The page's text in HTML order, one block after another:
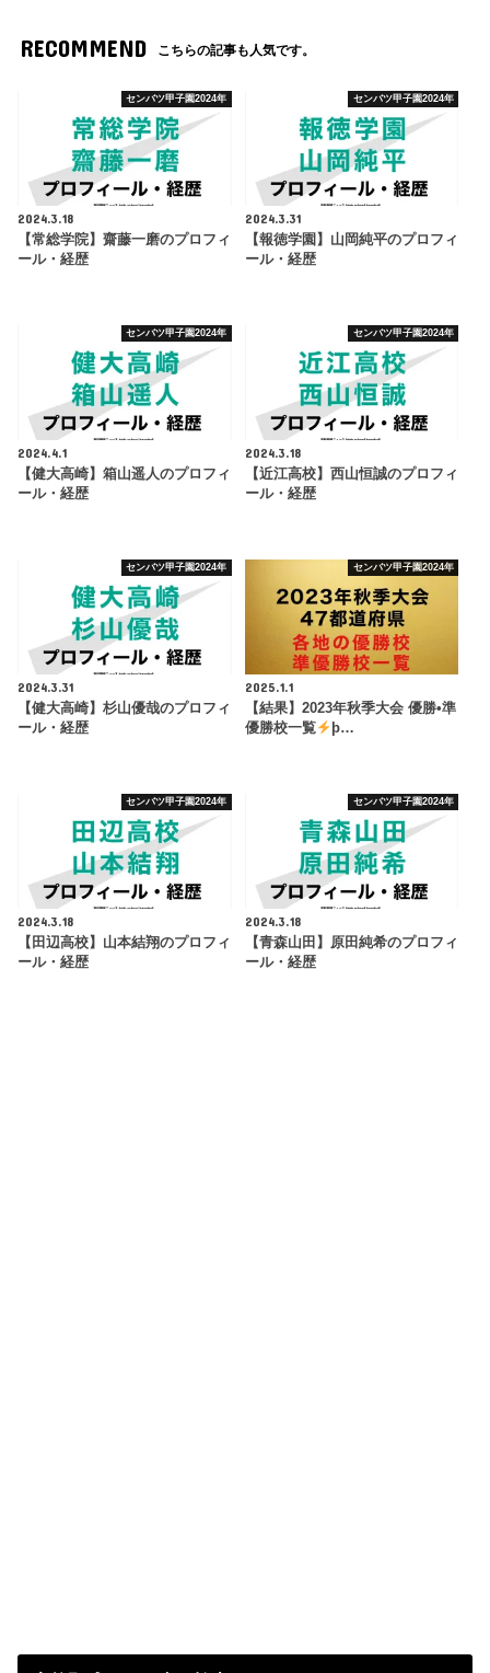
RECOMMEND こちらの記事も人気です。
センバツ甲子園2024年
2024.3.18
【常総学院】齋藤一磨のプロフィ
ール・経歴
センバツ甲子園2024年
2024.3.31
【報徳学園】山岡純平のプロフィ
ール・経歴
センバツ甲子園2024年
2024.4.1
【健大高崎】箱山遥人のプロフィ
ール・経歴
センバツ甲子園2024年
2024.3.18
【近江高校】西山恒誠のプロフィ
ール・経歴
センバツ甲子園2024年
2024.3.31
【健大高崎】杉山優哉のプロフィ
ール・経歴
センバツ甲子園2024年
2025.1.1
【結果】2023年秋季大会 優勝•準
優勝校一覧
þ…
センバツ甲子園2024年
2024.3.18
【田辺高校】山本結翔のプロフィ
ール・経歴
センバツ甲子園2024年
2024.3.18
【青森山田】原田純希のプロフィ
ール・経歴